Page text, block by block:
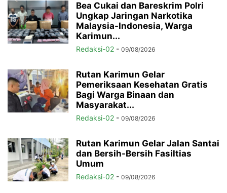
Bea Cukai dan Bareskrim Polri
Ungkap Jaringan Narkotika
Malaysia-Indonesia, Warga
Karimun...
Redaksi-02 - 09/08/2026
Rutan Karimun Gelar
Pemeriksaan Kesehatan Gratis
Bagi Warga Binaan dan
Masyarakat...
Redaksi-02 - 09/08/2026
Rutan Karimun Gelar Jalan Santai
dan Bersih-Bersih Fasiltias
Umum
Redaksi-02 - 09/08/2026